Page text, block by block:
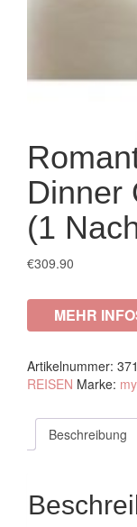
Dinner
(1
€309.90
MEHR
Artikelnummer:
REISEN Marke:
Beschreibung